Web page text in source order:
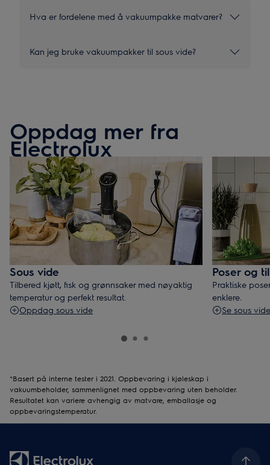
Hva er fordelene med å vakuumpakke matvarer?
Kan jeg bruke vakuumpakker til sous vide?
Oppdag mer fra
Electrolux
Sous vide
Tilbered kjøtt, fisk og grønnsaker med nøyaktig
temperatur og perfekt resultat.
Oppdag sous vide
Poser og
Praktiske
enklere.
Se sous
*Basert på interne tester i 2021. Oppbevaring i kjøleskap i
vakuumbeholder, sammenlignet med oppbevaring uten beholder.
Resultatet kan variere avhengig av matvare, emballasje og
oppbevaringstemperatur.